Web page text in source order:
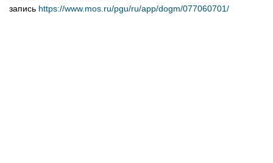
запись https://www.mos.ru/pgu/ru/app/dogm/077060701/